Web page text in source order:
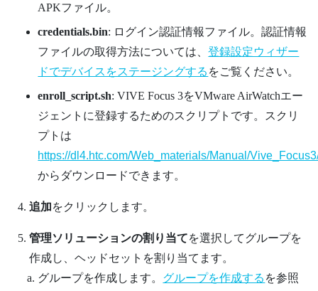
APKファイル。
credentials.bin: ログイン認証情報ファイル。認証情報
ファイルの取得方法については、登録設定ウィザー
ドでデバイスをステージングする をご覧ください。
enroll_script.sh:VIVE Focus 3をVMware AirWatchエー
ジェントに登録するためのスクリプトです。スクリ
プトは
https://dl4.htc.com/Web_materials/Manual/
からダウンロードできます。
追加をクリックします。
管理ソリューションの割り当てを選択してグループを
作成し、ヘッドセットを割り当てます。
グループを作成します。 グループを作成する を参照